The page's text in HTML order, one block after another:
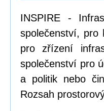
INSPIRE -
společenství, pro
pro zřízení
společenství pro
a politik nebo
Rozsah